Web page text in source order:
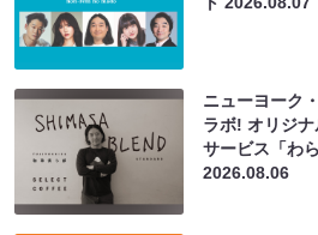
ニューヨーク
ラボ! オリジ
サービス「わ
2026.08.06